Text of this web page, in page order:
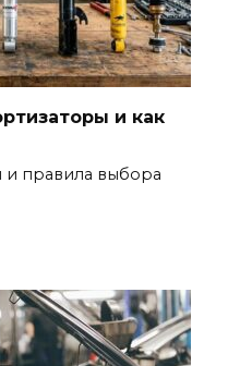
и как
правила выбора